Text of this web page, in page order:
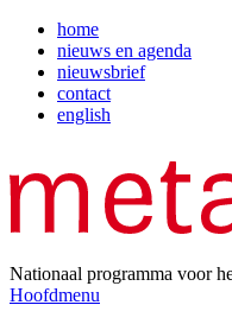
Overslaan
naar
inhoud
Top
menu
home
nieuws en agenda
nieuwsbrief
contact
english
Nationaal programma voor
Hoofdmenu